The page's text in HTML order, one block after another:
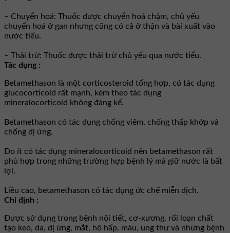
– Chuyển hoá: Thuốc được chuyển hoá chậm, chủ yếu
chuyển hoá ở gan nhưng cũng có cả ở thận và bài xuất vào
nước tiểu.
– Thải trừ: Thuốc được thải trừ chủ yếu qua nước tiểu.
Tác dụng :
Betamethason là một corticosteroid tổng hợp, có tác dụng
glucocorticoid rất mạnh, kèm theo tác dụng
mineralocorticoid không đáng kể.
Betamethason có tác dụng chống viêm, chống thấp khớp và
chống dị ứng.
Do ít có tác dụng mineralocorticoid nên betamethason rất
phù hợp trong những trường hợp bệnh lý mà giữ nước là bất
lợi.
Liều cao, betamethason có tác dụng ức chế miễn dịch.
Chỉ định :
Ðược sử dụng trong bệnh nội tiết, cơ-xương, rối loạn chất
tạo keo, da, dị ứng, mắt, hô hấp, máu, ung thư và những bệnh